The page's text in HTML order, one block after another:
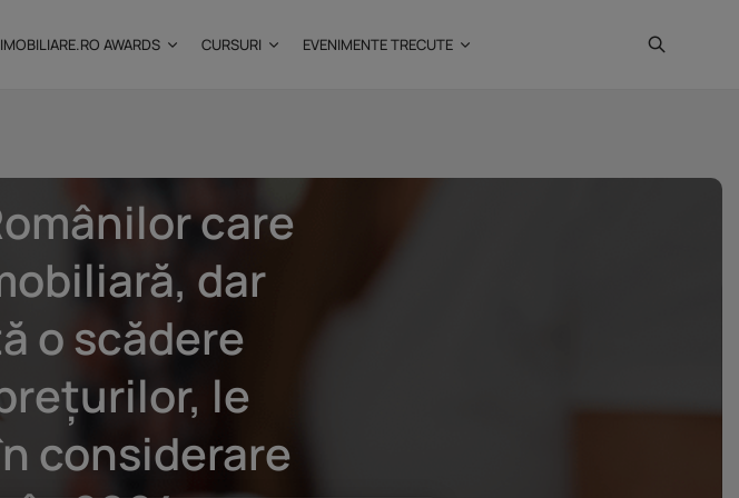
IMOBILIARE.RO AWARDS CURSURI EVENIMENTE TRECUTE
publice și
2025 9 Min
care
dar
o scădere
le
considerare